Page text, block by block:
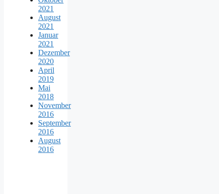
2021
August
2021
Januar
2021
Dezember
2020
April
2019
Mai
2018
November
2016
September
2016
August
2016